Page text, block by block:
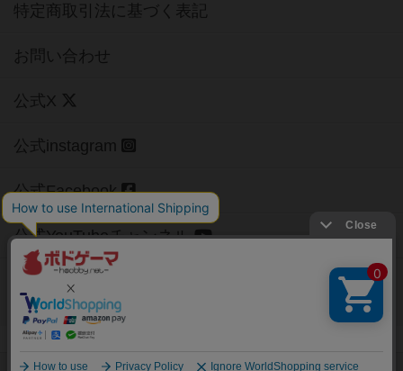
特定商取引法に基づく表記
お問い合わせ
公式X
公式instagram
公式Facebook
公式YouTubeチャンネル